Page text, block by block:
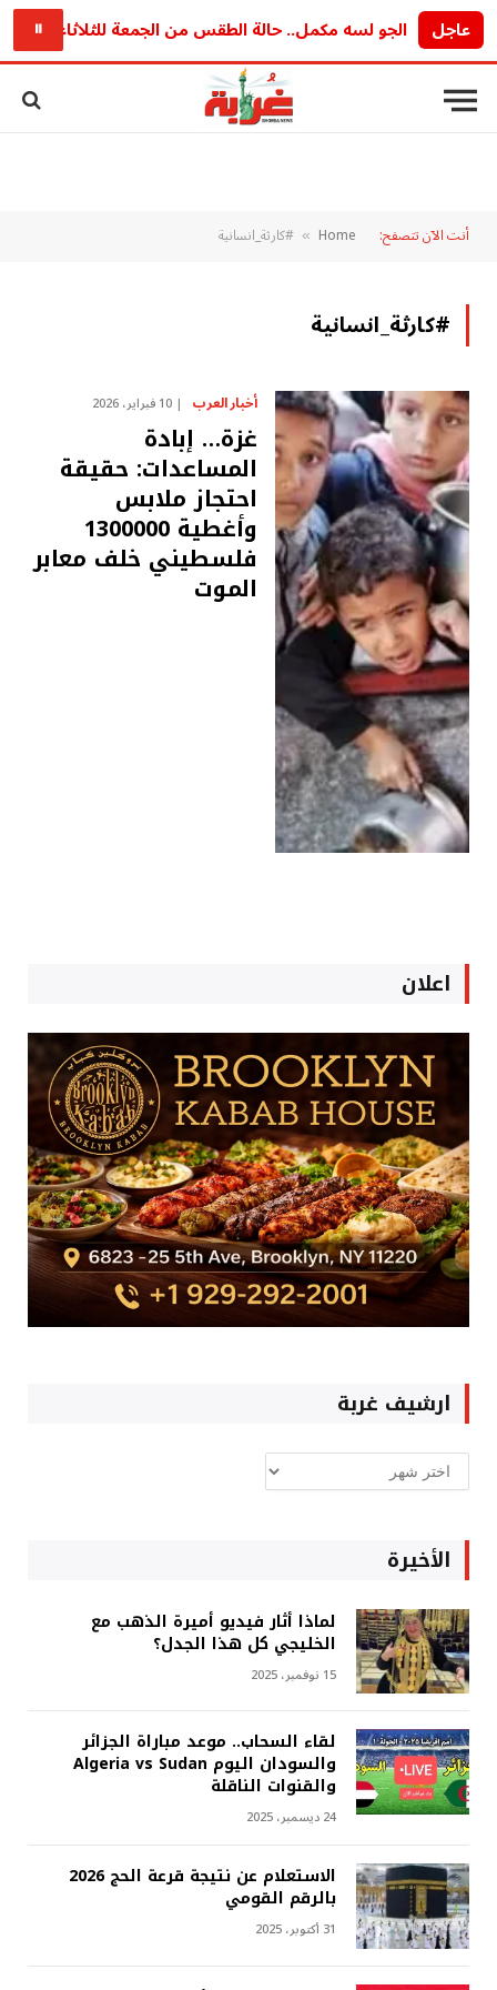
عاجل الجو لسه مكمل.. حالة الطقس من الجمعة للثلاثاء وحرارة⏸
أنت الآن تتصفح: Home
» #كارثة_انسانية
#كارثة_انسانية
أخبار العرب 10 فبراير، 2026
غزة… إبادة
المساعدات: حقيقة
احتجاز ملابس
وأغطية 1300000
فلسطيني خلف معابر
الموت
اعلان
ارشيف غربة
ارشيف
غربة
الأخيرة
لماذا أثار فيديو أميرة الذهب مع
الخليجي كل هذا الجدل؟
15 نوفمبر، 2025
لقاء السحاب.. موعد مباراة الجزائر
والسودان اليوم Algeria vs Sudan
والقنوات الناقلة
24 ديسمبر، 2025
الاستعلام عن نتيجة قرعة الحج 2026
بالرقم القومي
31 أكتوبر، 2025